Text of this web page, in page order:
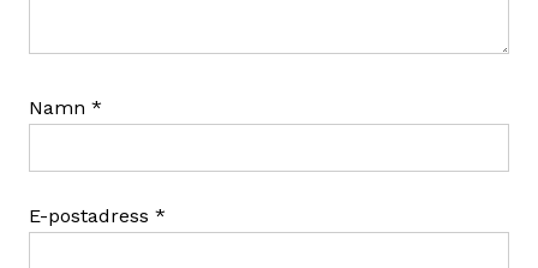
Namn *
E-postadress *